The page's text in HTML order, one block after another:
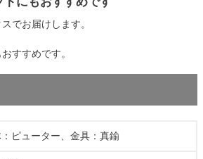
でお届けします。
すすめです。
ピューター、金具：真鍮